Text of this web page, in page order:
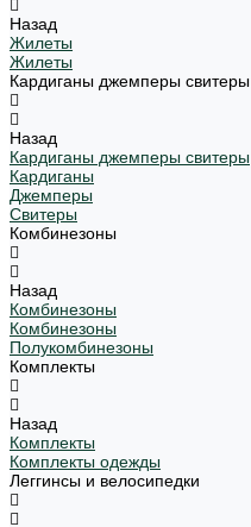
Назад
Жилеты
Жилеты
Кардиганы джемперы свитеры
Назад
Кардиганы джемперы свитеры
Кардиганы
Джемперы
Свитеры
Комбинезоны
Назад
Комбинезоны
Комбинезоны
Полукомбинезоны
Комплекты
Назад
Комплекты
Комплекты одежды
Леггинсы и велосипедки